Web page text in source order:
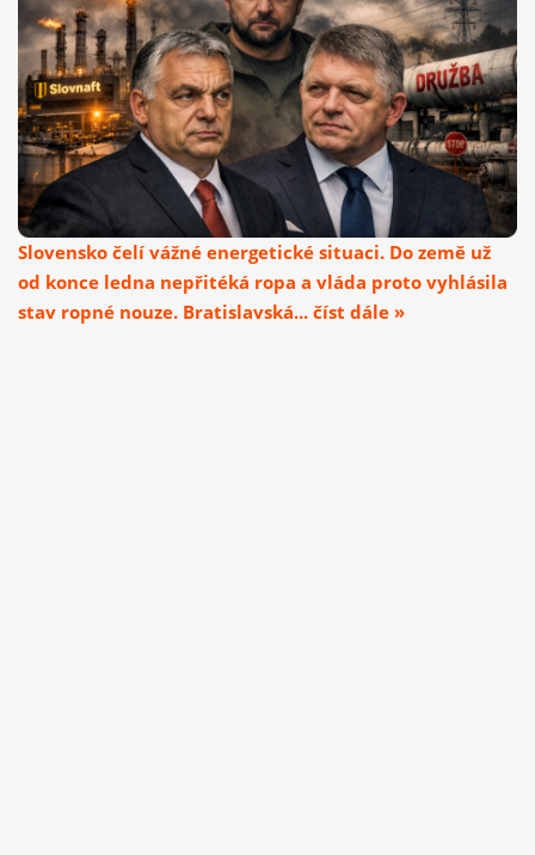
Slovensko čelí vážné energetické situaci. Do země už
od konce ledna nepřitéká ropa a vláda proto vyhlásila
stav ropné nouze. Bratislavská... číst dále »